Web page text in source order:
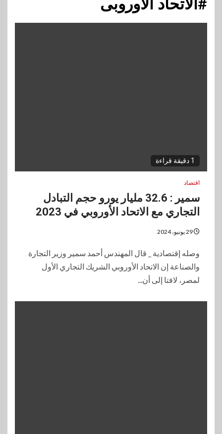
#الاتحاد الأوروبى
1 دقيقة قراءة
اقتصاد
سمير : 32.6 مليار يورو حجم التبادل
التجاري مع الاتحاد الأوروبي في 2023
وصله إقتصادية _ قال المهندس أحمد سمير وزير التجارة
والصناعة إن الاتحاد الأوروبي الشريك التجاري الأول
لمصر، لافتا إلى أن...